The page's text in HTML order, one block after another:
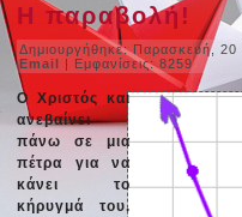
Η παραβολή!
Δημιουργήθηκε: Παρασκευή, 20
Email | Εμφανίσεις: 8259
Ο Χριστός και
ανεβαίνει
πάνω σε μια
πέτρα για να
κάνει το
κήρυγμά του.